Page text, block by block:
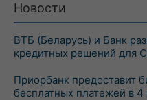
Новости
ВТБ (Беларусь) и Банк
кредитных решений для
Приорбанк предоставит
бесплатных платежей в 4